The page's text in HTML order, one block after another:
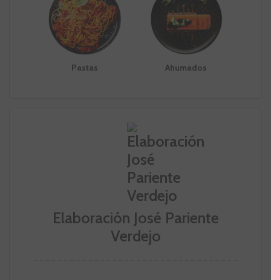
Pastas Ahumados
Elaboración José Pariente
Verdejo